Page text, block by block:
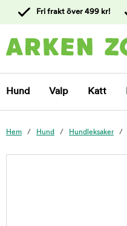
kundtjänst
Fri frakt över 499 kr!
Hund Valp Katt
Hem Hund Hundleksaker